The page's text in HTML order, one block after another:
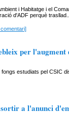
i Habitatge i el
d'ADF perquè trasllad...
per l'augment
estudiats pel CSIC
a l'anunci